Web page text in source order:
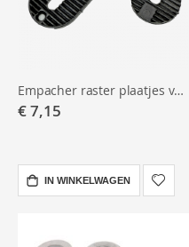
Empacher raster plaatjes voor S rigger
€ 7,15
IN WINKELWAGEN